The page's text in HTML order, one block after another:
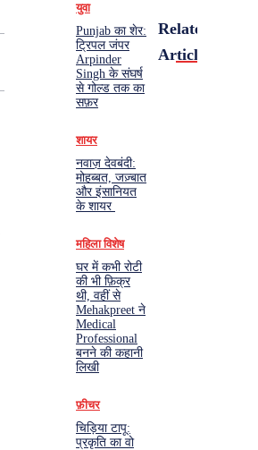
युवा
Punjab का शेर:
ट्रिपल जंपर
Arpinder
Singh के संघर्ष
से गोल्ड तक का
सफ़र
शायर
नवाज़ देवबंदी:
मोहब्बत, जज़्बात
और इंसानियत
के शायर
महिला विशेष
घर में कभी रोटी
की भी फ़िक्र
थी, वहीं से
Mehakpreet ने
Medical
Professional
बनने की कहानी
लिखी
फ़ीचर
चिड़िया टापू:
प्रकृति का वो
Related
Articles